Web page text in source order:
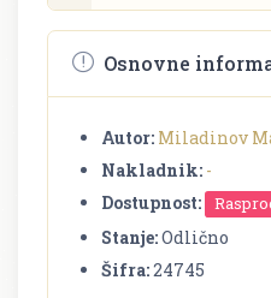
Osnovne
Autor: Miladinov
Nakladnik: -
Dostupnost:
Stanje:Odlično
Šifra:24745